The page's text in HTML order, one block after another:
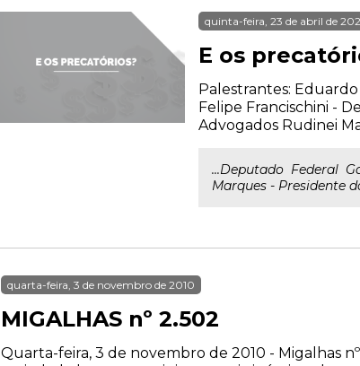
quinta-feira, 23 de abril de
E os
Palestrantes:
Felipe Francischini -
Advogados Rudinei
...Deputado Federal
Marques - Presidente
quarta-feira, 3 de novembro de 2010
MIGALHAS nº 2.502
Quarta-feira, 3 de novembro de 2010 - Migalhas